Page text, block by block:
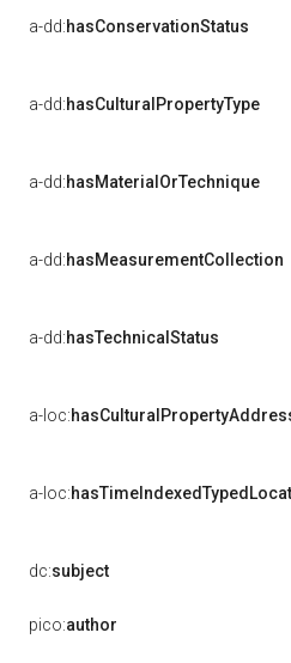
a-dd:hasConservationStatus
a-dd:hasCulturalPropertyType
a-dd:hasMaterialOrTechnique
a-dd:hasMeasurementCollection
a-dd:hasTechnicalStatus
a-loc:
a-loc:
dc:subject
pico:author